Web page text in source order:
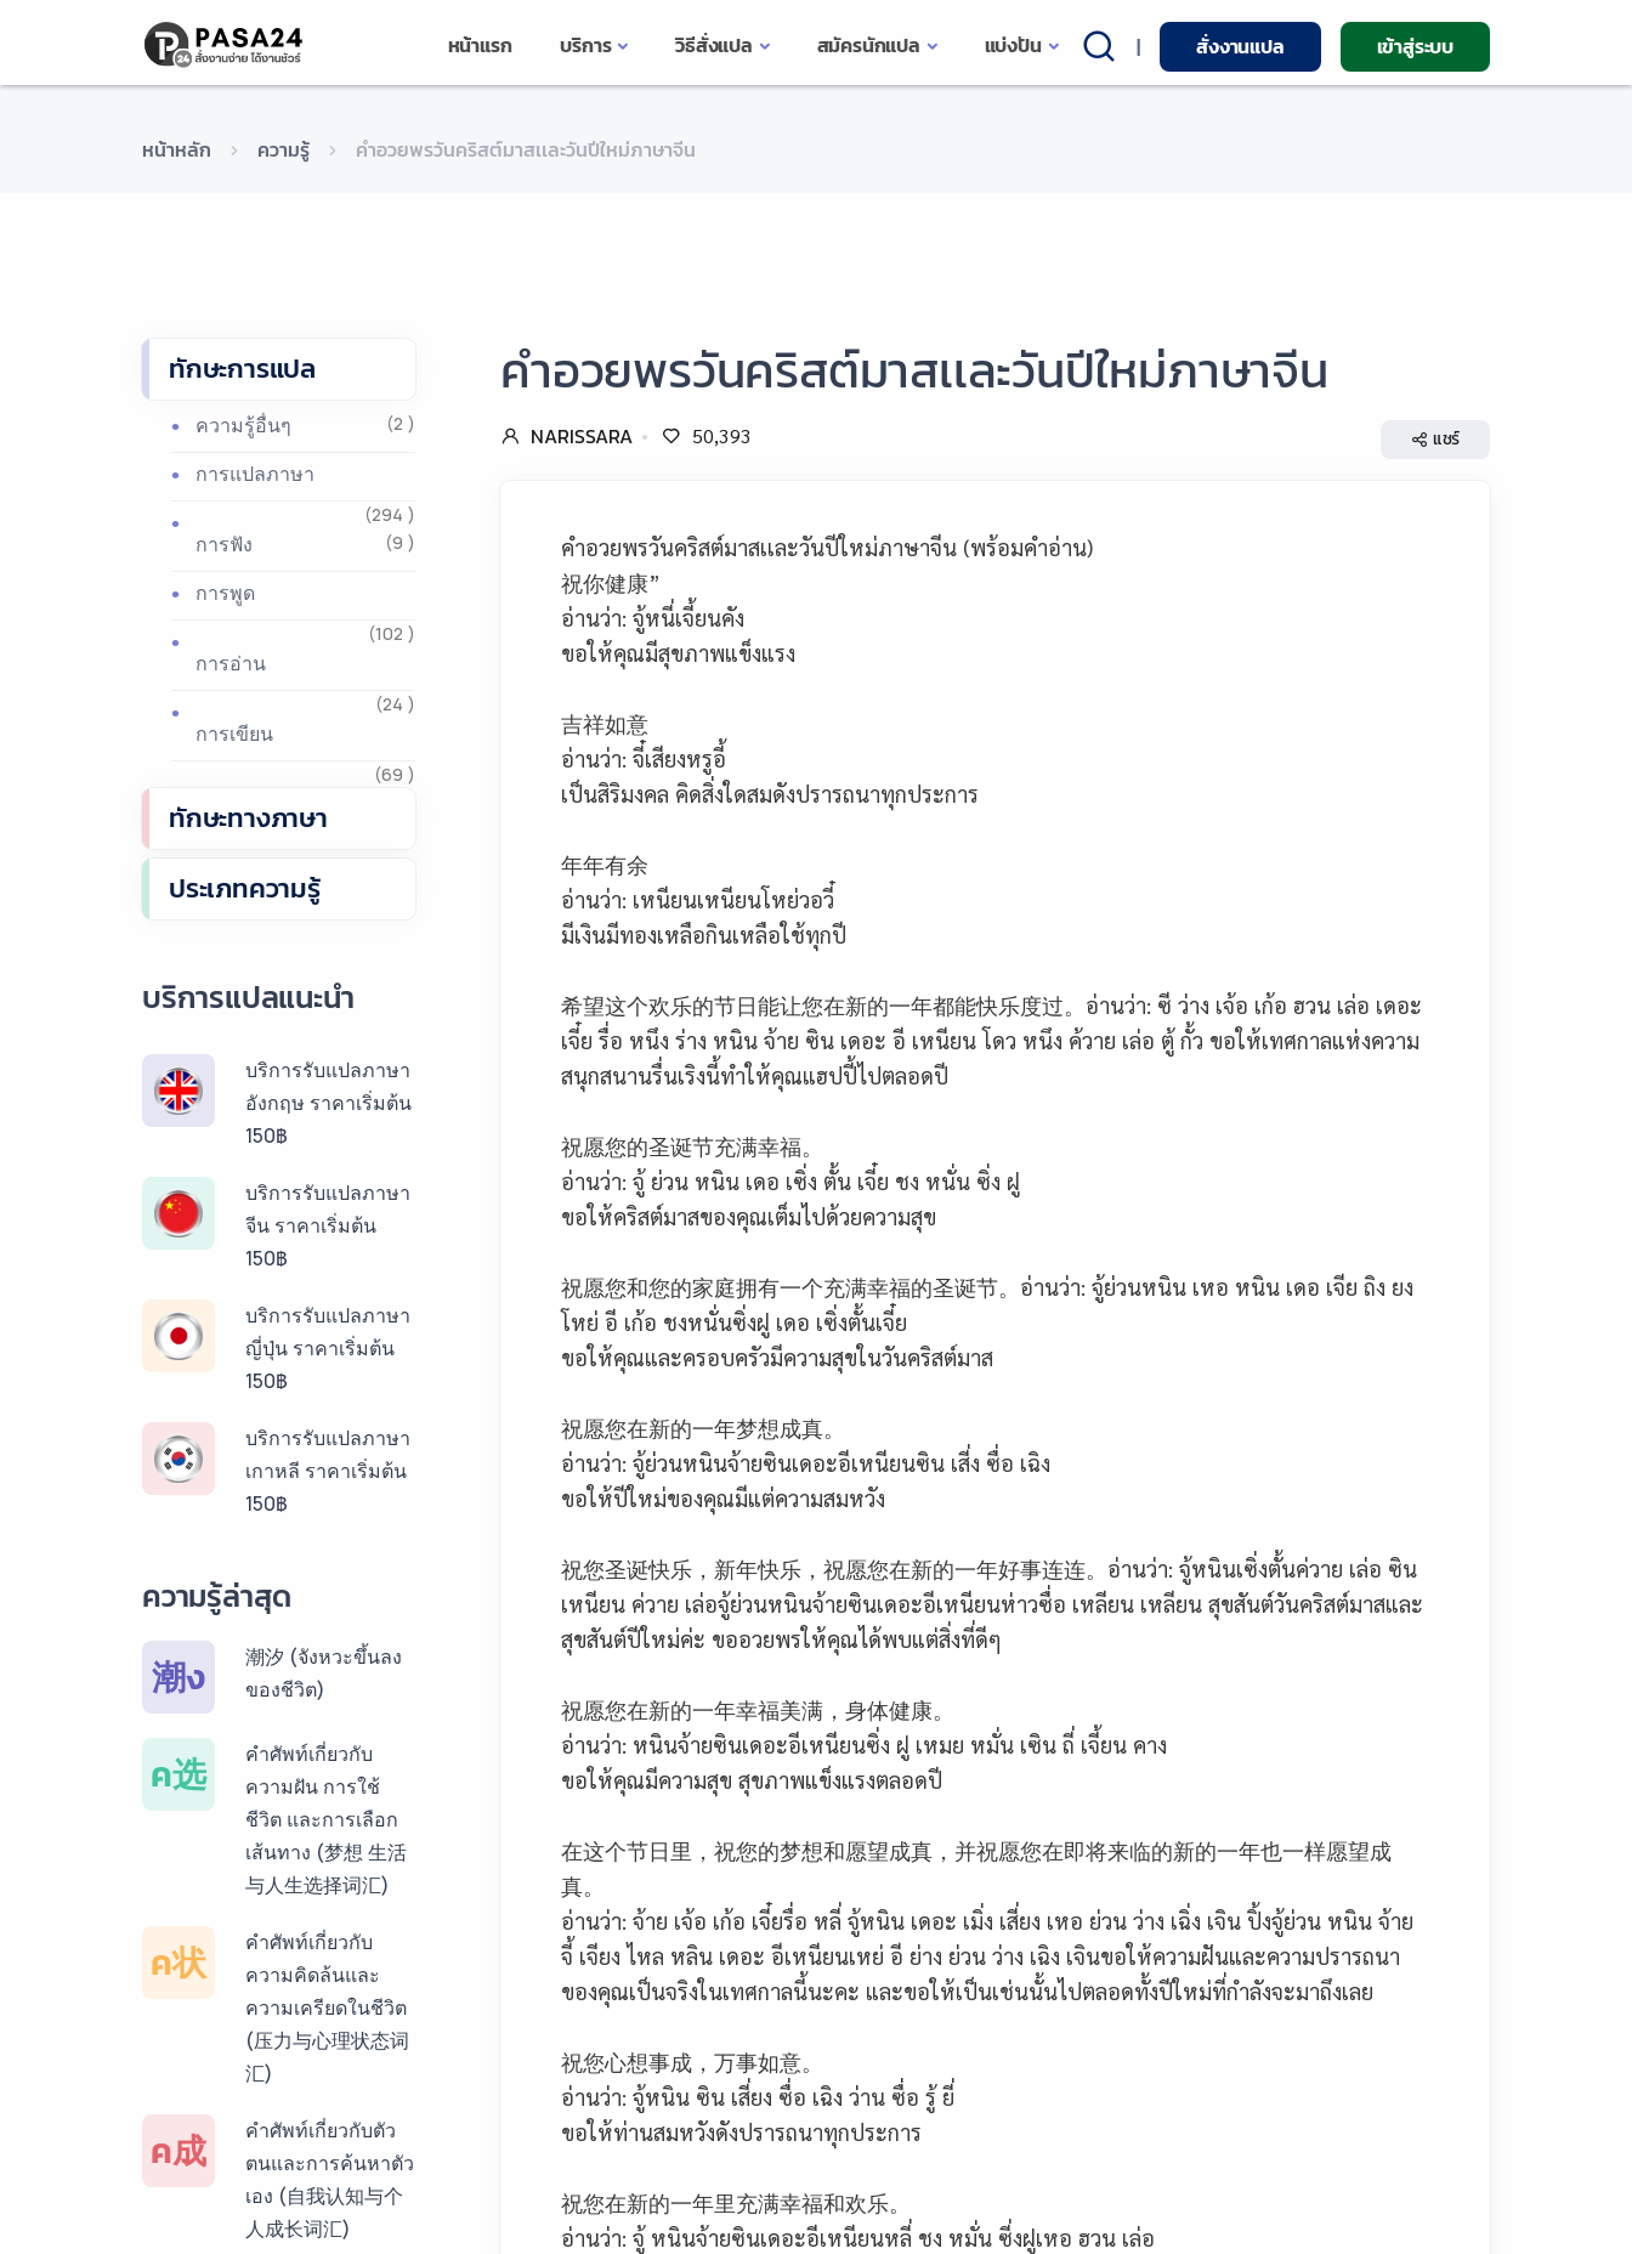
หน้าแรก บริการ วิธีสั่งแปล สมัครนักแปล แบ่งปัน | สั่งงานแปล เข้าสู่ระบบ
หน้าหลัก ความรู้ คำอวยพรวันคริสต์มาสเเละวันปีใหม่ภาษาจีน
คำอวยพรวันคริสต์มาสเเละวันปีใหม่ภาษาจีน
NARISSARA 50,393 แชร์
คำอวยพรวันคริสต์มาสเเละวันปีใหม่ภาษาจีน (พร้อมคำอ่าน)
祝你健康”
อ่านว่า: จู้หนี่เจี้ยนคัง
ขอให้คุณมีสุขภาพแข็งแรง
吉祥如意
อ่านว่า: จี๋เสียงหรูอี้
เป็นสิริมงคล คิดสิ่งใดสมดังปรารถนาทุกประการ
年年有余
อ่านว่า: เหนียนเหนียนโหย่วอวี๋
มีเงินมีทองเหลือกินเหลือใช้ทุกปี
希望这个欢乐的节日能让您在新的一年都能快乐度过。 อ่านว่า: ซี ว่าง เจ้อ เก้อ ฮวน เล่อ เดอะ
เจี๋ย รื่อ หนึง ร่าง หนิน จ้าย ซิน เดอะ อี เหนียน โดว หนึง ค้วาย เล่อ ตู้ กั้ว ขอให้เทศกาลแห่งความ
สนุกสนานรื่นเริงนี้ทำให้คุณแฮปปี้ไปตลอดปี
祝愿您的圣诞节充满幸福。
อ่านว่า: จู้ ย่วน หนิน เดอ เซิ่ง ตั้น เจี๋ย ชง หนั่น ซิ่ง ฝู
ขอให้คริสต์มาสของคุณเต็มไปด้วยความสุข
祝愿您和您的家庭拥有一个充满幸福的圣诞节。อ่านว่า: จู้ย่วนหนิน เหอ หนิน เดอ เจีย ถิง ยง
โหย่ อี เก้อ ชงหนั่นซิ่งฝู เดอ เซิ่งตั้นเจี๋ย
ขอให้คุณและครอบครัวมีความสุขในวันคริสต์มาส
祝愿您在新的一年梦想成真。
อ่านว่า: จู้ย่วนหนินจ้ายซินเดอะอีเหนียนซิน เสี่ง ซื่อ เฉิง
ขอให้ปีใหม่ของคุณมีแต่ความสมหวัง
祝您圣诞快乐，新年快乐，祝愿您在新的一年好事连连。 อ่านว่า: จู้หนินเซิ่งตั้นค่วาย เล่อ ซิน
เหนียน ค่วาย เล่อจู้ย่วนหนินจ้ายซินเดอะอีเหนียนห่าวซื่อ เหลียน เหลียน สุขสันต์วันคริสต์มาสและ
สุขสันต์ปีใหม่ค่ะ ขออวยพรให้คุณได้พบแต่สิ่งที่ดีๆ
祝愿您在新的一年幸福美满，身体健康。
อ่านว่า: หนินจ้ายซินเดอะอีเหนียนซิ่ง ฝู เหมย หมั่น เซิน ถี่ เจี้ยน คาง
ขอให้คุณมีความสุข สุขภาพแข็งแรงตลอดปี
在这个节日里，祝您的梦想和愿望成真，并祝愿您在即将来临的新的一年也一样愿望成
真。
อ่านว่า: จ้าย เจ้อ เก้อ เจี๋ยรื่อ หลี่ จู้หนิน เดอะ เมิ่ง เสี่ยง เหอ ย่วน ว่าง เฉิ่ง เจิน ปิ้งจู้ย่วน หนิน จ้าย
จี้ เจียง ไหล หลิน เดอะ อีเหนียนเหย่ อี ย่าง ย่วน ว่าง เฉิง เจินขอให้ความฝันและความปรารถนา
ของคุณเป็นจริงในเทศกาลนี้นะคะ และขอให้เป็นเช่นนั้นไปตลอดทั้งปีใหม่ที่กำลังจะมาถึงเลย
祝您心想事成，万事如意。
อ่านว่า: จู้หนิน ซิน เสี่ยง ซื่อ เฉิง ว่าน ซื่อ รู้ ยี่
ขอให้ท่านสมหวังดังปรารถนาทุกประการ
祝您在新的一年里充满幸福和欢乐。
อ่านว่า: จู้ หนินจ้ายซินเดอะอีเหนียนหลี่ ชง หมั่น ซี่งฝูเหอ ฮวน เล่อ
ทักษะการแปล
ความรู้อื่นๆ (2 )
การแปลภาษา
(294 )
การฟัง (9 )
การพูด
(102 )
การอ่าน
(24 )
การเขียน
(69 )
ทักษะทางภาษา
ประเภทความรู้
บริการแปลแนะนำ
บริการรับแปลภาษา
อังกฤษ ราคาเริ่มต้น
150฿
บริการรับแปลภาษา
จีน ราคาเริ่มต้น
150฿
บริการรับแปลภาษา
ญี่ปุ่น ราคาเริ่มต้น
150฿
บริการรับแปลภาษา
เกาหลี ราคาเริ่มต้น
150฿
ลาว ราคาเริ่มต้น
บริการรับแปลภาษา
150฿
บริการรับแปลภาษา
กัมพูชา ราคาเริ่มต้น
150฿
บริการรับแปลภาษา
เวียดนาม ราคาเริ่ม
ต้น 150฿
บริการรับแปลภาษา
ฝรั่งเศส ราคาเริ่มต้น
150฿
บริการรับแปลภาษา
สเปน ราคาเริ่มต้น
150฿
ความรู้ล่าสุด
潮ง
潮汐 (จังหวะขึ้นลง
ของชีวิต)
ค选
คำศัพท์เกี่ยวกับ
ความฝัน การใช้
ชีวิต และการเลือก
เส้นทาง (梦想 生活
与人生选择词汇)
ค状
คำศัพท์เกี่ยวกับ
ความคิดล้นและ
ความเครียดในชีวิต
(压力与心理状态词
汇)
ค成
คำศัพท์เกี่ยวกับตัว
ตนและการค้นหาตัว
เอง (自我认知与个
人成长词汇)